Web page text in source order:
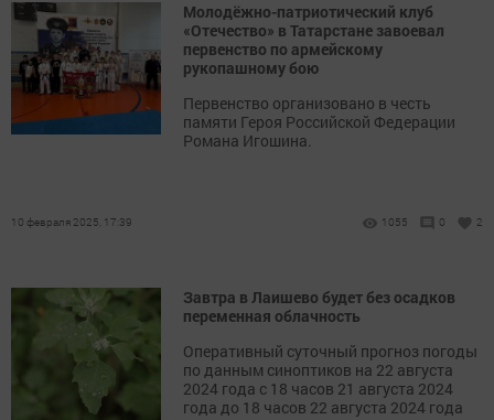
Молодёжно-патриотический клуб
«Отечество» в Татарстане завоевал
первенство по армейскому
рукопашному бою
Первенство организовано в честь
памяти Героя Российской Федерации
Романа Игошина.
10 февраля 2025, 17:39 1055 0 2
Завтра в Лаишево будет без осадков
переменная облачность
Оперативный суточный прогноз погоды
по данным синоптиков на 22 августа
2024 года с 18 часов 21 августа 2024
года до 18 часов 22 августа 2024 года